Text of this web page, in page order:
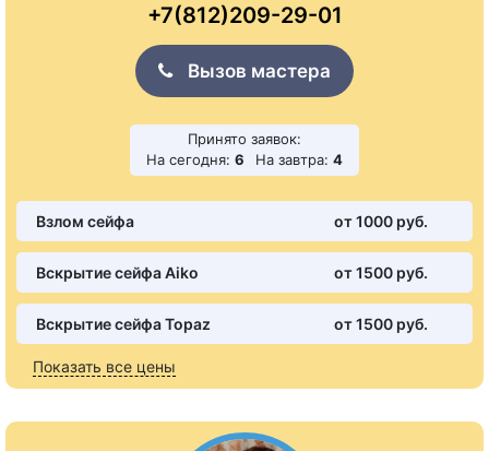
+7(812)209-29-01
Вызов мастера
Принято заявок:
На сегодня: 6 На завтра: 4
Взлом сейфа от 1000 pуб.
Вскрытие сейфа Aiko от 1500 pуб.
Вскрытие сейфа Topaz от 1500 pуб.
Показать все цены